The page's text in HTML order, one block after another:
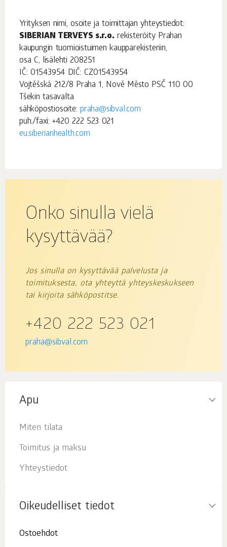
Yrityksen nimi, osoite ja toimittajan yhteystiedot:
SIBERIAN TERVEYS s.r.o. rekisteröity Prahan
kaupungin tuomioistuimen kaupparekisteriin,
osa C, lisälehti 208251
IČ: 01543954 DIČ: CZ01543954
Vojtěšská 212/8 Praha 1, Nově Město PSČ 110 00
Tšekin tasavalta
sähköpostiosoite:praha@sibval.com
puh./faxi: +420 222 523 021
eu.siberianhealth.com
Onko sinulla vielä
kysyttävää?
Jos sinulla on kysyttävää palvelusta ja
toimituksesta, ota yhteyttä yhteyskeskukseen
tai kirjoita sähköpostitse.
+420 222 523 021
praha@sibval.com
Apu
Miten tilata
Toimitus ja maksu
Yhteystiedot
Oikeudelliset tiedot
Ostoehdot